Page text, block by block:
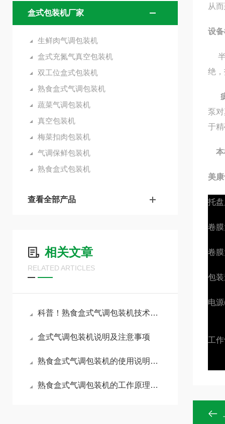
盒式包装机厂家
生鲜肉气调包装机
盒式充氮气真空包装机
双工位盒式包装机
熟食盒式气调包装机
蔬菜气调包装机
真空包装机
梅菜扣肉包装机
气调保鲜包装机
熟食盒式包装机
查看全部产品
相关文章
RELATED ARTICLES
科普！熟食盒式气调包装机技术揭秘
盒式气调包装机说明及注意事项
熟食盒式气调包装机的使用说明及注意事项
熟食盒式气调包装机的工作原理及其应用领域简述
从
设
半
绝
泵
于
本
美
托盘
卷
卷
包
电
工